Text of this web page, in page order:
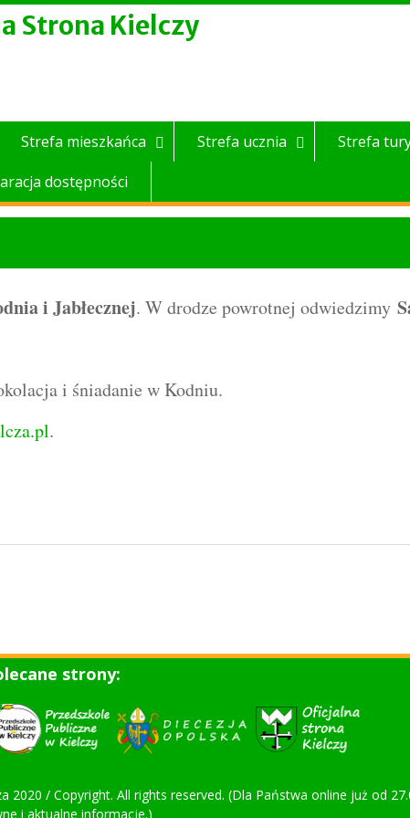
Strona Kielczy
Strefa mieszkańca Strefa ucznia Strefa
dostępności
i Jabłecznej. W drodze powrotnej odwiedzimy
i śniadanie w Kodniu.
.
strony:
/ Copyright. All rights reserved. (Dla Państwa online już od
i aktualne informacje.)